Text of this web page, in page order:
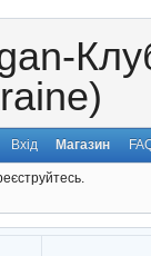
Вхід Магазин